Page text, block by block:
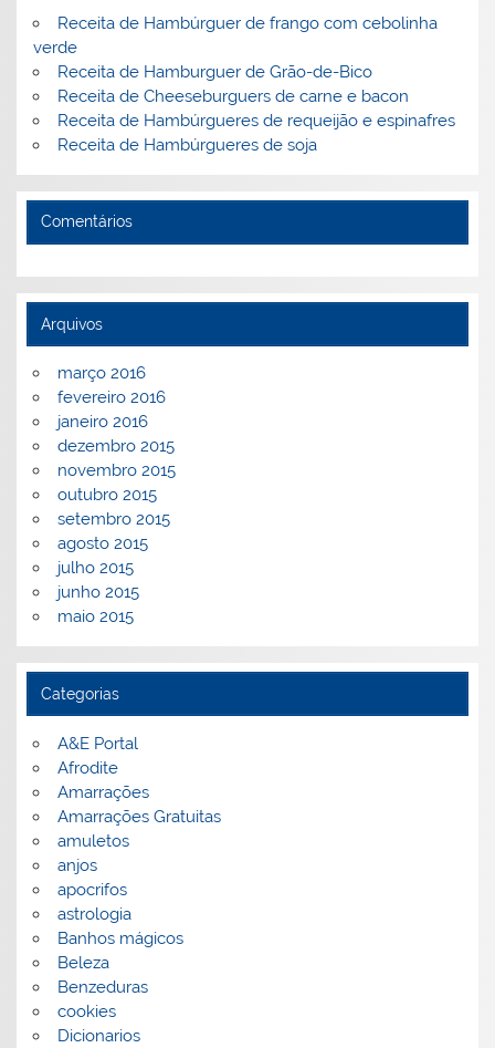
Receita de Hambúrguer de frango com cebolinha
verde
Receita de Hamburguer de Grão-de-Bico
Receita de Cheeseburguers de carne e bacon
Receita de Hambúrgueres de requeijão e espinafres
Receita de Hambúrgueres de soja
Comentários
Arquivos
março 2016
fevereiro 2016
janeiro 2016
dezembro 2015
novembro 2015
outubro 2015
setembro 2015
agosto 2015
julho 2015
junho 2015
maio 2015
Categorias
A&E Portal
Afrodite
Amarrações
Amarrações Gratuitas
amuletos
anjos
apocrifos
astrologia
Banhos mágicos
Beleza
Benzeduras
cookies
Dicionarios